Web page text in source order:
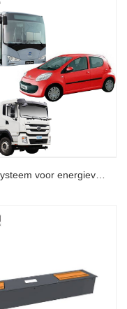
Nieuw testsysteem voor energievoertuigen